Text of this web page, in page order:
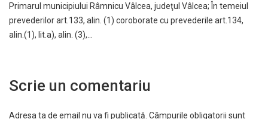
Primarul municipiului Râmnicu Vâlcea, judeţul Vâlcea; În temeiul
prevederilor art.133, alin. (1) coroborate cu prevederile art.134,
alin.(1), lit.a), alin. (3),…
Scrie un comentariu
Adresa ta de email nu va fi publicată. Câmpurile obligatorii sunt